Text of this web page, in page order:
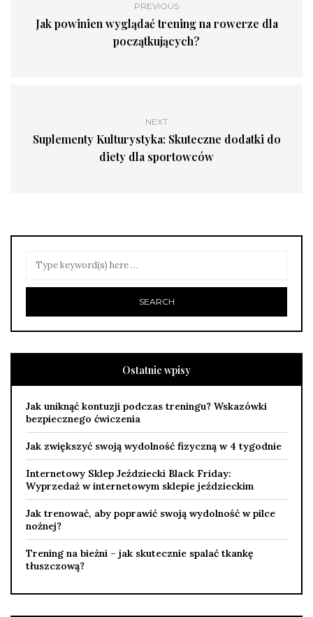
PREVIOUS
Jak powinien wyglądać trening na rowerze dla
początkujących?
NEXT
Suplementy Kulturystyka: Skuteczne dodatki do
diety dla sportowców
Ostatnie wpisy
Jak uniknąć kontuzji podczas treningu? Wskazówki
bezpiecznego ćwiczenia
Jak zwiększyć swoją wydolność fizyczną w 4 tygodnie
Internetowy Sklep Jeździecki Black Friday:
Wyprzedaż w internetowym sklepie jeździeckim
Jak trenować, aby poprawić swoją wydolność w pilce
nożnej?
Trening na bieżni – jak skutecznie spalać tkankę
tłuszczową?